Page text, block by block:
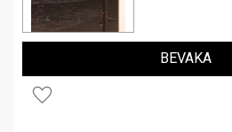
Lägg till i favoriter
BEVAKA